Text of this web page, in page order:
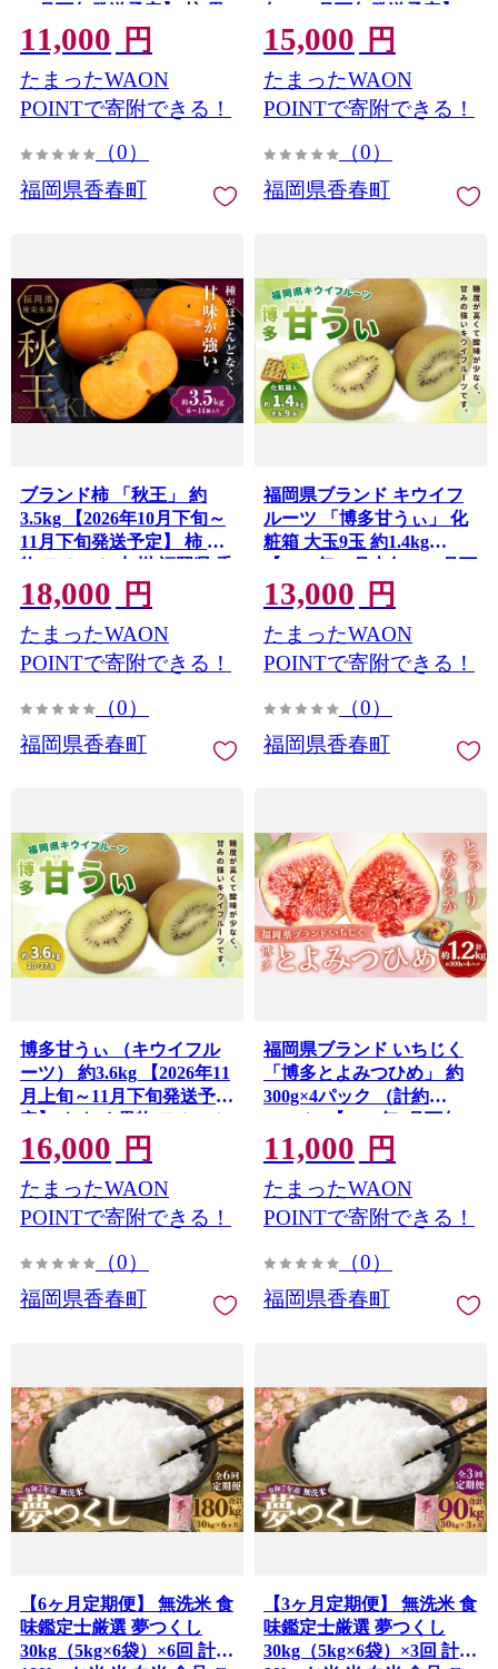
11月下旬発送予定】 柿 果
物 フルーツ 九州 福岡県 香
春町 冷蔵
11,000 円
たまったWAON
POINTで寄附できる！
（0）
福岡県香春町
旬～11月下旬発送予定】
柿 果物 フルーツ 九州 福岡
県 香春町 冷蔵
15,000 円
たまったWAON
POINTで寄附できる！
（0）
福岡県香春町
ブランド柿 「秋王」 約
3.5kg 【2026年10月下旬～
11月下旬発送予定】 柿 果
物 フルーツ 九州 福岡県 香
春町 冷蔵
18,000 円
たまったWAON
POINTで寄附できる！
（0）
福岡県香春町
福岡県ブランド キウイフ
ルーツ 「博多甘うぃ」 化
粧箱 大玉9玉 約1.4kg
【2026年11月上旬～11月下
旬発送予定】 キウイ 果物
フルーツ 九州 福岡県 香春
町 冷蔵
13,000 円
たまったWAON
POINTで寄附できる！
（0）
福岡県香春町
博多甘うぃ （キウイフル
ーツ） 約3.6kg 【2026年11
月上旬～11月下旬発送予
定】 キウイ 果物 フルーツ
九州 福岡県 香春町 冷蔵
16,000 円
たまったWAON
POINTで寄附できる！
（0）
福岡県香春町
福岡県ブランド いちじく
「博多とよみつひめ」 約
300g×4パック （計約
1.2kg） 【2026年8月下旬
～2026年10月下旬発送予
定】 とよみつひめ 無花果
イチジク 果物 フルーツ 九
州 福岡県 香春町 冷蔵
11,000 円
たまったWAON
POINTで寄附できる！
（0）
福岡県香春町
【6ヶ月定期便】 無洗米 食
味鑑定士厳選 夢つくし
30kg（5kg×6袋）×6回 計
【3ヶ月定期便】 無洗米 食
味鑑定士厳選 夢つくし
30kg（5kg×6袋）×3回 計